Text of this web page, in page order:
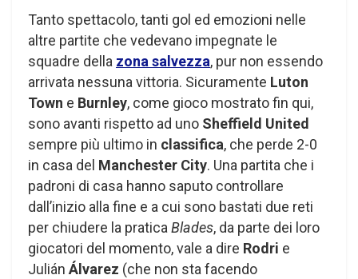
Tanto spettacolo, tanti gol ed emozioni nelle
altre partite che vedevano impegnate le
squadre della zona salvezza, pur non essendo
arrivata nessuna vittoria. Sicuramente Luton
Town e Burnley, come gioco mostrato fin qui,
sono avanti rispetto ad uno Sheffield United
sempre più ultimo in classifica, che perde 2-0
in casa del Manchester City. Una partita che i
padroni di casa hanno saputo controllare
dall’inizio alla fine e a cui sono bastati due reti
per chiudere la praticaBlades, da parte dei loro
giocatori del momento, vale a dire Rodri e
Julián Álvarez (che non sta facendo